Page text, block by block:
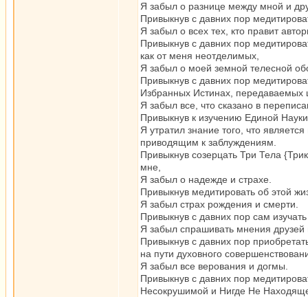
Я забыл о разнице между мной и
Привыкнув с давних пор
Я забыл о всех тех, кто правит
Привыкнув с давних пор
как от меня неотделимых,
Я забыл о моей земной телесной
Привыкнув с давних пор
Избранных Истинах, передаваемых
Я забыл все, что сказано в
Привыкнув к изучению Единой
Я утратил знание того, что
приводящим к заблуждениям.
Привыкнув созерцать Три Тела
мне,
Я забыл о надежде и страхе.
Привыкнув медитировать об этой
Я забыл страх рождения и смерти.
Привыкнув с давних пор сам
Я забыл спрашивать мнения друзей
Привыкнув с давних пор
на пути духовного
Я забыл все верования и догмы.
Привыкнув с давних пор
Несокрушимой и Нигде Не